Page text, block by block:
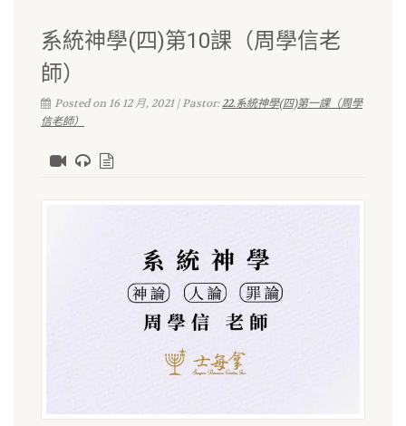
系統神學(四)第10課（周學信老
師）
Posted on 16 12 月, 2021 | Pastor:22.系統神學(四)第一課（周學
信老師）